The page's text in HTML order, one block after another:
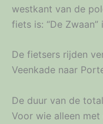
westkant van de
fiets is: “De
De fietsers rijden
Veenkade naar
De duur van de
Voor wie alleen